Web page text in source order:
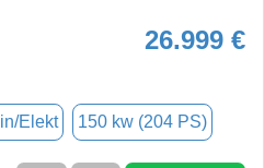
26.999 €
Elekt 150 kw (204 PS)